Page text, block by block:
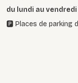
du lundi au vendredi
🅿️ Places de parking